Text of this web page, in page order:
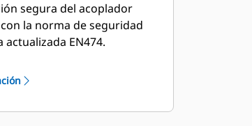
segura del acoplador
la norma de seguridad
actualizada EN474.
en el lugar de trabajo. El
no se necesita ayuda para